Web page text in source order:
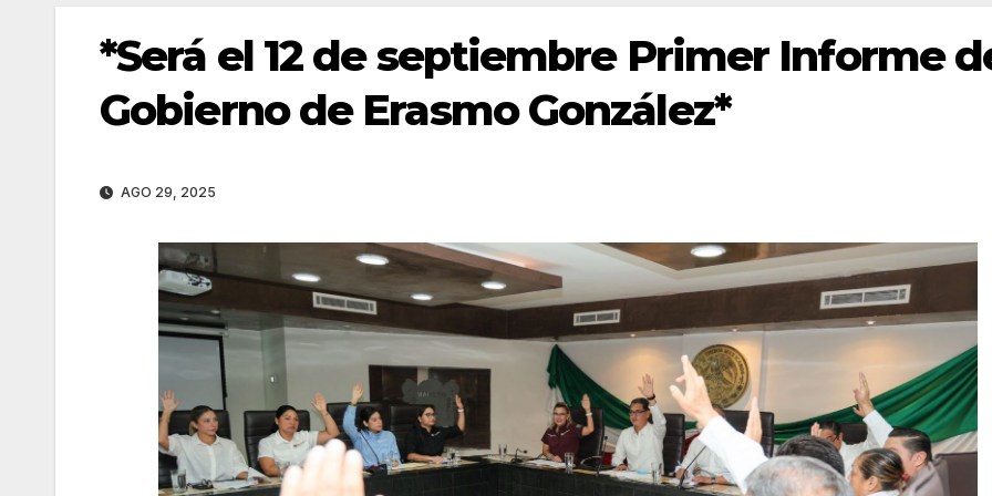
*Será el 12 de septiembre Primer Informe
Gobierno de Erasmo González*
AGO 29, 2025